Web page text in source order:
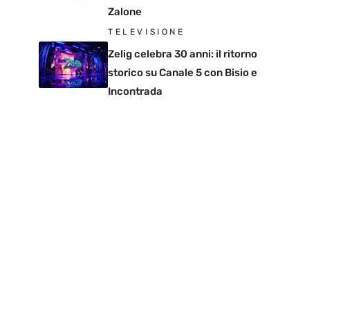
Zalone
TELEVISIONE
Zelig celebra 30 anni: il ritorno
storico su Canale 5 con Bisio e
Incontrada